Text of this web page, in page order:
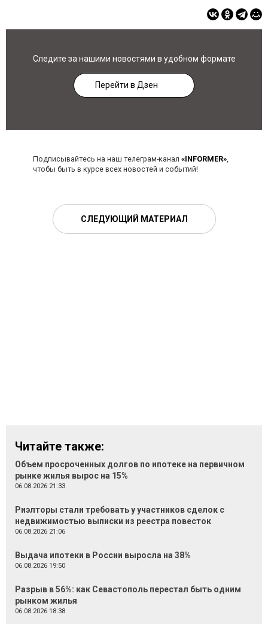
Следите за нашими новостями в удобном формате
Перейти в Дзен
Подписывайтесь на наш телеграм-канал «INFORMER»,
чтобы быть в курсе всех новостей и событий!
СЛЕДУЮЩИЙ МАТЕРИАЛ
Читайте также:
Объем просроченных долгов по ипотеке на первичном
рынке жилья вырос на 15%
06.08.2026 21:33
Риэлторы стали требовать у участников сделок с
недвижимостью выписки из реестра повесток
06.08.2026 21:06
Выдача ипотеки в России выросла на 38%
06.08.2026 19:50
Разрыв в 56%: как Севастополь перестал быть одним
рынком жилья
06.08.2026 18:38